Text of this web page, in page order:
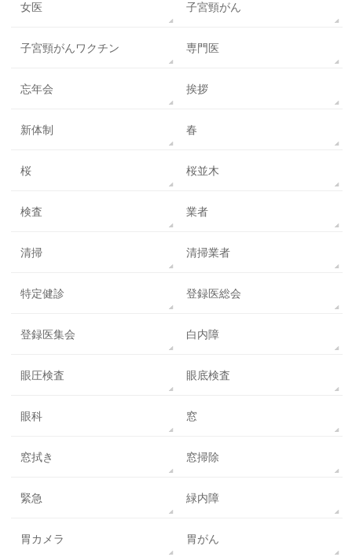
女医 子宮頸がん
子宮頸がんワクチン 専門医
忘年会 挨拶
新体制 春
桜 桜並木
検査 業者
清掃 清掃業者
特定健診 登録医総会
登録医集会 白内障
眼圧検査 眼底検査
眼科 窓
窓拭き 窓掃除
緊急 緑内障
胃カメラ 胃がん